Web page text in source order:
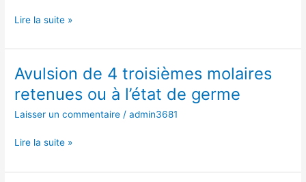
retenues
l’état
germe
Lire la suite »
Avulsion de 4 troisièmes molaires
retenues ou à l’état de germe
Laisser un commentaire /admin3681
Avulsion
4
troisièmes
retenues
à
Lire la suite »